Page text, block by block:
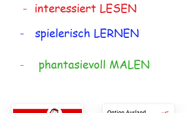
- interessiert LESEN
- spielerisch LERNEN
- phantasievoll MALEN